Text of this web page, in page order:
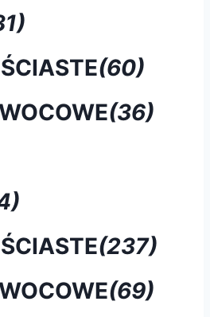
(60)
(36)
(237)
(69)